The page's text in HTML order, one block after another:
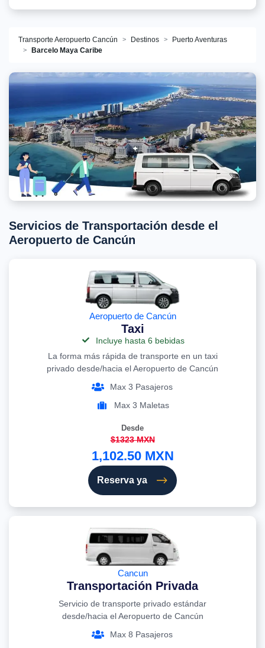
Transporte Aeropuerto Cancún Destinos
Puerto Aventuras
Barcelo Maya Caribe
Servicios de Transportación desde el
Aeropuerto de Cancún
Aeropuerto de Cancún
Taxi
Incluye hasta 6 bebidas
La forma más rápida de transporte en un taxi
privado desde/hacia el Aeropuerto de Cancún
Max 3 Pasajeros
Max 3 Maletas
Desde
$1323 MXN
1,102.50 MXN
Reserva ya
Cancun
Transportación Privada
Servicio de transporte privado estándar
desde/hacia el Aeropuerto de Cancún
Max 8 Pasajeros